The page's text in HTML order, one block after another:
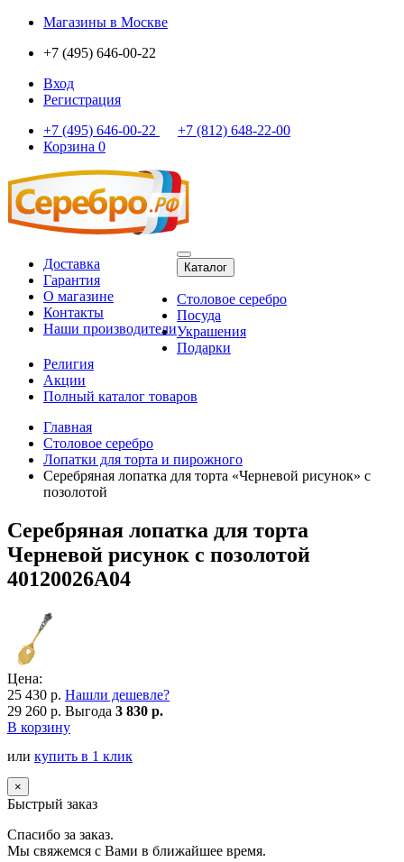
Магазины в Москве
+7 (495) 646-00-22
Вход
Регистрация
+7 (495) 646-00-22
+7 (812) 648-22-00
Корзина 0
Доставка
Гарантия
О магазине
Контакты
Наши производители
Каталог
Столовое серебро
Посуда
Украшения
Подарки
Религия
Акции
Полный каталог товаров
Главная
Столовое серебро
Лопатки для торта и пирожного
Серебряная лопатка для торта «Черневой рисунок» с
позолотой
Серебряная лопатка для торта
Черневой рисунок с позолотой
40120026А04
Цена:
25 430 р. Нашли дешевле?
29 260 р. Выгода 3 830 р.
В корзину
или купить в 1 клик
×
Быстрый заказ
Спасибо за заказ.
Мы свяжемся с Вами в ближайшее время.